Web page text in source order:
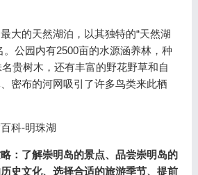
大的天然湖泊，以其独特的“天然湖
。公园内有2500亩的水源涵养林，种
贵树木，还有丰富的野花野草和自
密布的河网吸引了许多鸟类来此栖
科-明珠湖
略：了解崇明岛的景点、品尝崇明岛的
史文化、选择合适的旅游季节、提前